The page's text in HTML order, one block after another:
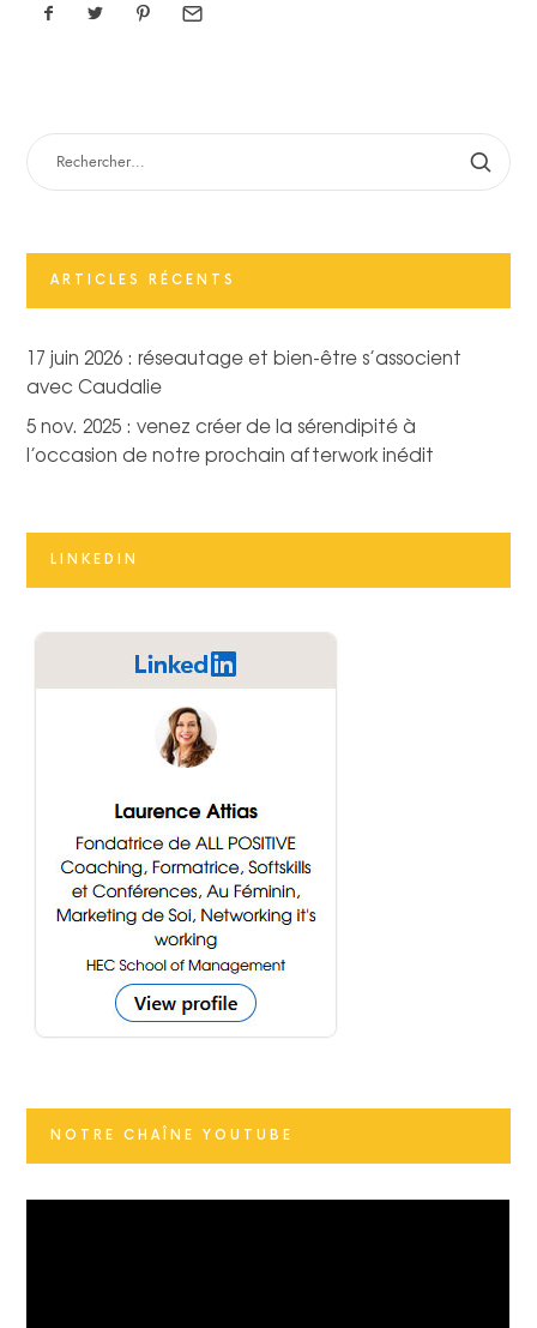
RECHERCHER :
ARTICLES RÉCENTS
17 juin 2026 : réseautage et bien-être s’associent
avec Caudalie
5 nov. 2025 : venez créer de la sérendipité à
l’occasion de notre prochain afterwork inédit
LINKEDIN
NOTRE CHAÎNE YOUTUBE